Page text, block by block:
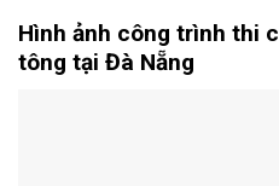
Hình ảnh công trình thi
tông tại Đà Nẵng